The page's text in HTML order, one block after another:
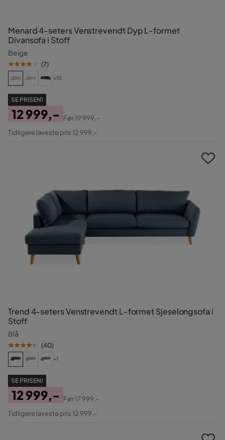
Menard 4-seters Venstrevendt Dyp L-formet
Divansofa i Stoff
Beige
(7)
+10
SE PRISEN!
Pris
12 999,-
Original
Før19 999,-
Tidligere laveste pris 12 999,-
Trend 4-seters Venstrevendt L-formet Sjeselongsofa i
Stoff
Blå
(40)
+1
SE PRISEN!
Pris
12 999,-
Original
Før17 999,-
Tidligere laveste pris 12 999,-